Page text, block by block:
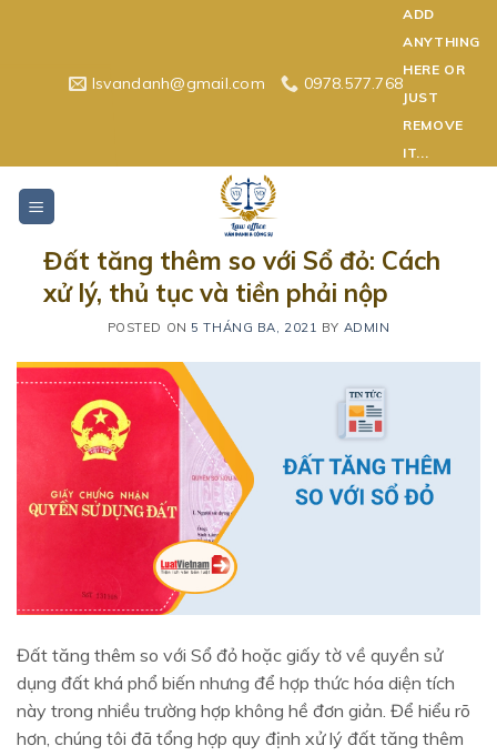
lsvandanh@gmail.com 0978.577.768
ADD
ANYTHING
HERE OR
JUST
REMOVE
IT...
Đất tăng thêm so với Sổ đỏ: Cách
xử lý, thủ tục và tiền phải nộp
POSTED ON 5 THÁNG BA, 2021 BY ADMIN
Đất tăng thêm so với Sổ đỏ hoặc giấy tờ về quyền sử
dụng đất khá phổ biến nhưng để hợp thức hóa diện tích
này trong nhiều trường hợp không hề đơn giản. Để hiểu rõ
hơn, chúng tôi đã tổng hợp quy định xử lý đất tăng thêm